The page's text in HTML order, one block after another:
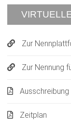
Zur
Zur Nennung
Ausschreibung
Zeitplan